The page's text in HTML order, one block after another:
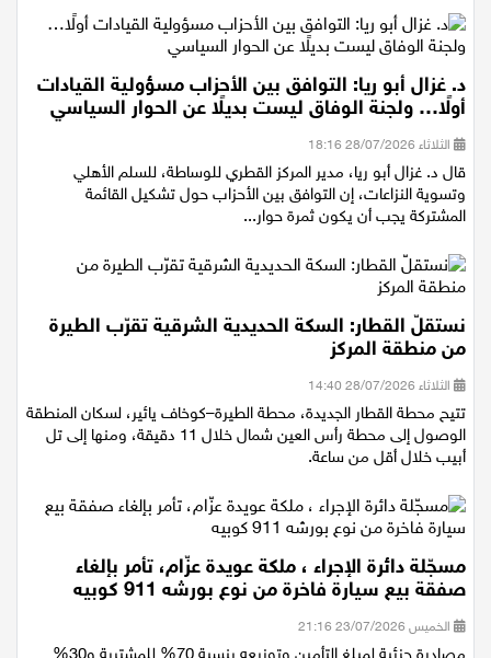
د. غزال أبو ريا: التوافق بين الأحزاب مسؤولية القيادات
أولًا… ولجنة الوفاق ليست بديلًا عن الحوار السياسي
الثلاثاء 28/07/2026 18:16
قال د. غزال أبو ريا، مدير المركز القطري للوساطة، للسلم الأهلي
وتسوية النزاعات، إن التوافق بين الأحزاب حول تشكيل القائمة
نستقلّ القطار: السكة الحديدية الشرقية تقرّب الطيرة
من منطقة المركز
الثلاثاء 28/07/2026 14:40
تتيح محطة القطار الجديدة، محطة الطيرة–كوخاف يائير، لسكان المنطقة
مسجّلة دائرة الإجراء ، ملكة عويدة عزّام، تأمر بإلغاء
صفقة بيع سيارة فاخرة من نوع بورشه 911 كوبيه
الخميس 23/07/2026 21:16